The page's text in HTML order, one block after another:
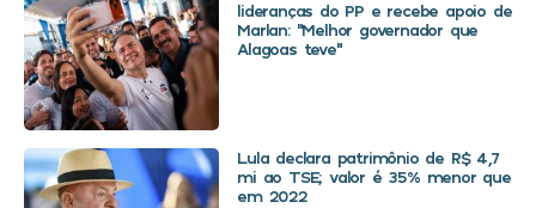
lideranças do PP e recebe apoio de
Marlan: “Melhor governador que
Alagoas teve”
Lula declara patrimônio de R$ 4,7
mi ao TSE; valor é 35% menor que
em 2022